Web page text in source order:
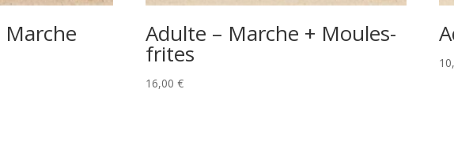
Adulte – Marche + Moules-
frites
16,00 €